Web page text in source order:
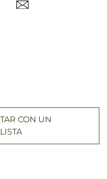
CON UN